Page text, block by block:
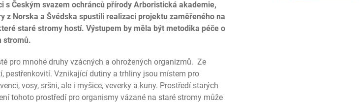
s Českým svazem ochránců přírody Arboristická akademie,
z Norska a Švédska spustili realizaci projektu zaměřeného na
staré stromy hostí. Výstupem by měla být metodika péče o
stromů.
pro mnohé druhy vzácných a ohrožených organizmů. Ze
pestřenkovití. Vznikající dutiny a trhliny jsou místem pro
vosy, sršni, ale i myšice, veverky a kuny. Prostředí starých
tohoto prostředí pro organismy vázané na staré stromy může